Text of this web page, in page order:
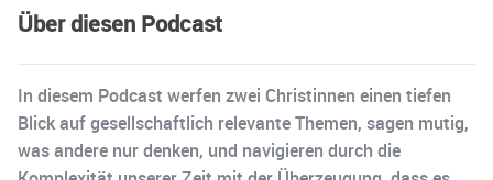
Über diesen Podcast
In diesem Podcast werfen zwei Christinnen einen tiefen
Blick auf gesellschaftlich relevante Themen, sagen mutig,
was andere nur denken, und navigieren durch die